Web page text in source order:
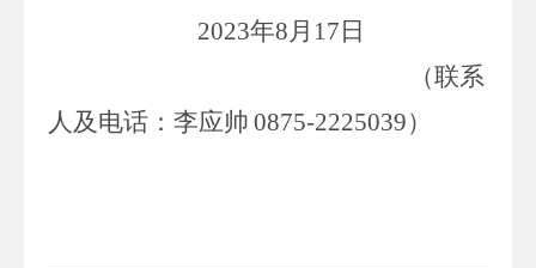
2023年8月 17 日
（联系
人及电话 ： 李应帅 0875-2225039）